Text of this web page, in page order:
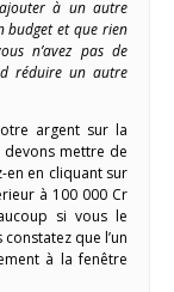
à un autre
budget et que rien
n’avez pas de
réduire un autre
argent sur la
mettre de
en en cliquant sur
à 100 000 Cr
si vous le
que l’un
à la fenêtre